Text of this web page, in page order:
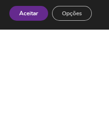
ESMTC – Escola de
Chinesa
Aceitar Opções